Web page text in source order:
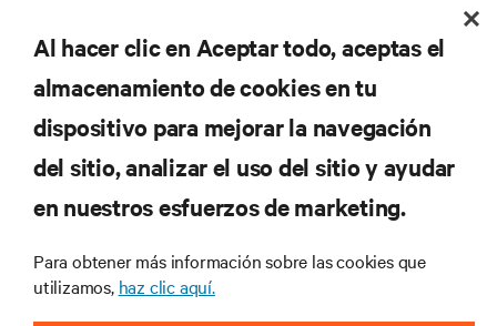
Al hacer clic en Aceptar todo, aceptas el
almacenamiento de cookies en tu
dispositivo para mejorar la navegación
del sitio, analizar el uso del sitio y ayudar
en nuestros esfuerzos de marketing.
Para obtener más información sobre las cookies que
utilizamos, haz clic aquí.